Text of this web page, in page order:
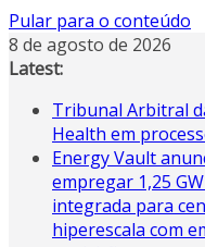
Pular para o conteúdo
8 de agosto de 2026
Latest:
Tribunal Arbitral
Health em
Energy Vault
empregar 1,25
integrada para
hiperescala com